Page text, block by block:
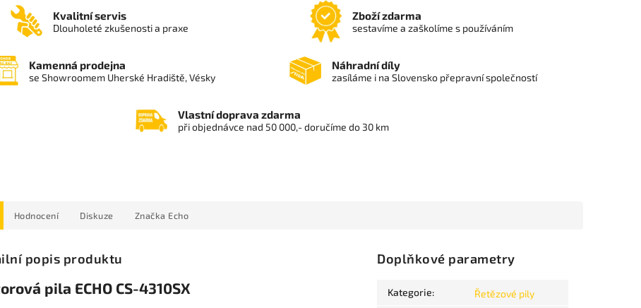
Kvalitní servis
Dlouholeté zkušenosti a praxe
Zboží zdarma
sestavíme a zaškolíme s používáním
Kamenná prodejna
se Showroomem Uherské Hradiště, Vésky
Náhradní díly
zasíláme i na Slovensko přepravní společností
Vlastní doprava zdarma
při objednávce nad 50 000,- doručíme do 30 km
Hodnocení Diskuze Značka Echo
popis produktu
pila ECHO CS-4310SX
Doplňkové parametry
Kategorie: Řetězové pily